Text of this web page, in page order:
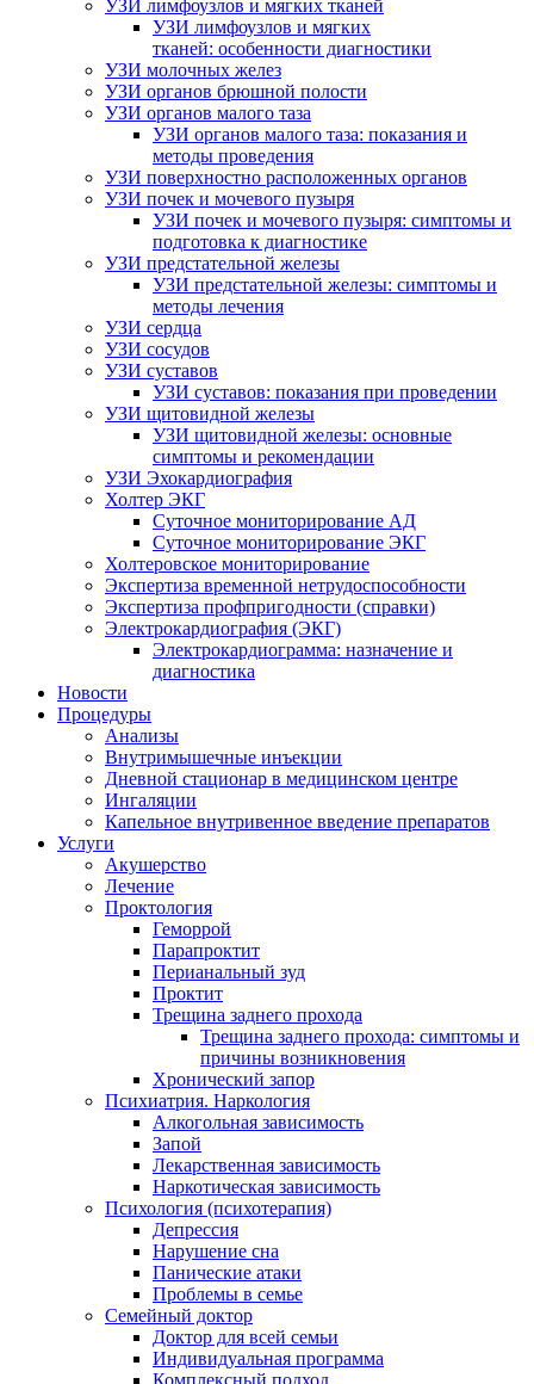
УЗИ лимфоузлов и мягких тканей
УЗИ лимфоузлов и мягких
тканей: особенности диагностики
УЗИ молочных желез
УЗИ органов брюшной полости
УЗИ органов малого таза
УЗИ органов малого таза: показания и
методы проведения
УЗИ поверхностно расположенных органов
УЗИ почек и мочевого пузыря
УЗИ почек и мочевого пузыря: симптомы и
подготовка к диагностике
УЗИ предстательной железы
УЗИ предстательной железы: симптомы и
методы лечения
УЗИ сердца
УЗИ сосудов
УЗИ суставов
УЗИ суставов: показания при проведении
УЗИ щитовидной железы
УЗИ щитовидной железы: основные
симптомы и рекомендации
УЗИ Эхокардиография
Холтер ЭКГ
Суточное мониторирование АД
Суточное мониторирование ЭКГ
Холтеровское мониторирование
Экспертиза временной нетрудоспособности
Экспертиза профпригодности (справки)
Электрокардиография (ЭКГ)
Электрокардиограмма: назначение и
диагностика
Новости
Процедуры
Анализы
Внутримышечные инъекции
Дневной стационар в медицинском центре
Ингаляции
Капельное внутривенное введение препаратов
Услуги
Акушерство
Лечение
Проктология
Геморрой
Парапроктит
Перианальный зуд
Проктит
Трещина заднего прохода
Трещина заднего прохода: симптомы и
причины возникновения
Хронический запор
Психиатрия. Наркология
Алкогольная зависимость
Запой
Лекарственная зависимость
Наркотическая зависимость
Психология (психотерапия)
Депрессия
Нарушение сна
Панические атаки
Проблемы в семье
Семейный доктор
Доктор для всей семьи
Индивидуальная программа
Комплексный подход